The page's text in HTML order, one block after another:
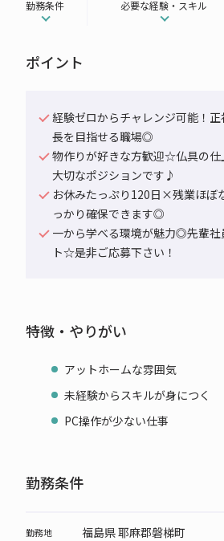
勤務条件 必要な経験・スキル
ポイント
経験ゼロからチャレンジ可能！
長を目指せる職場◎
物作りが好きな方歓迎☆仏具の仕
大切なポジションです♪
お休みたっぷり120日×残業ほぼ
っかり確保できます◎
一から学べる環境が魅力◎先輩
ト☆是非ご応募下さい！
特徴・やりがい
アットホームな雰囲気
未経験からスキルが身につく
PC操作が少ない仕事
勤務条件
勤務地
福島県 耶麻郡磐梯町